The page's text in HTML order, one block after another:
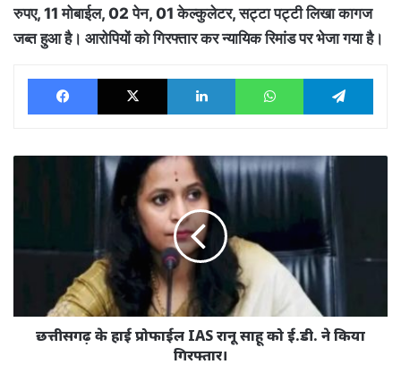
रुपए, 11 मोबाईल, 02 पेन, 01 केल्कुलेटर, सट्टा पट्टी लिखा कागज
जब्त हुआ है। आरोपियों को गिरफ्तार कर न्यायिक रिमांड पर भेजा गया है।
Facebook X LinkedIn WhatsApp
ई.डी.
छत्तीसगढ़ के हाई प्रोफाईल IAS रानू साहू को ई.डी. ने किया
गिरफ्तार।